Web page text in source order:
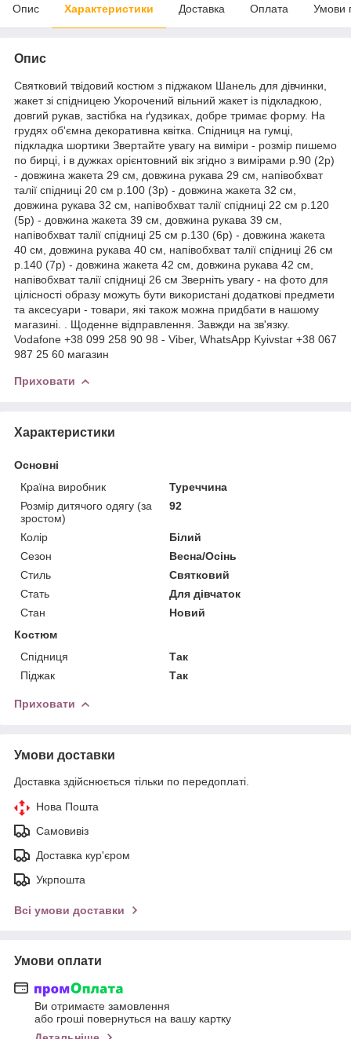
Опис Характеристики Доставка Оплата Умови
Опис
Святковий твідовий костюм з піджаком Шанель для дівчинки,
жакет зі спідницею Укорочений вільний жакет із підкладкою,
довгий рукав, застібка на ґудзиках, добре тримає форму. На
грудях об'ємна декоративна квітка. Спідниця на гумці,
підкладка шортики Звертайте увагу на виміри - розмір пишемо
по бирці, і в дужках орієнтовний вік згідно з вимірами р.90 (2р)
- довжина жакета 29 см, довжина рукава 29 см, напівобхват
талії спідниці 20 см р.100 (3р) - довжина жакета 32 см,
довжина рукава 32 см, напівобхват талії спідниці 22 см р.120
(5р) - довжина жакета 39 см, довжина рукава 39 см,
напівобхват талії спідниці 25 см р.130 (6р) - довжина жакета
40 см, довжина рукава 40 см, напівобхват талії спідниці 26 см
р.140 (7р) - довжина жакета 42 см, довжина рукава 42 см,
напівобхват талії спідниці 26 см Зверніть увагу - на фото для
цілісності образу можуть бути використані додаткові предмети
та аксесуари - товари, які також можна придбати в нашому
магазині. . Щоденне відправлення. Завжди на зв'язку.
Vodafone +38 099 258 90 98 - Viber, WhatsApp Kyivstar +38 067
987 25 60 магазин
Приховати
Характеристики
Основні
Країна виробник
Туреччина
Розмір дитячого одягу (за
зростом)
92
Колір
Білий
Сезон
Весна/Осінь
Стиль
Святковий
Стать
Для дівчаток
Стан
Новий
Костюм
Спідниця
Так
Піджак
Так
Приховати
Умови доставки
Доставка здійснюється тільки по передоплаті.
Нова Пошта
Самовивіз
Доставка кур'єром
Укрпошта
Всі умови доставки
Умови оплати
Ви отримаєте замовлення
або гроші повернуться на вашу картку